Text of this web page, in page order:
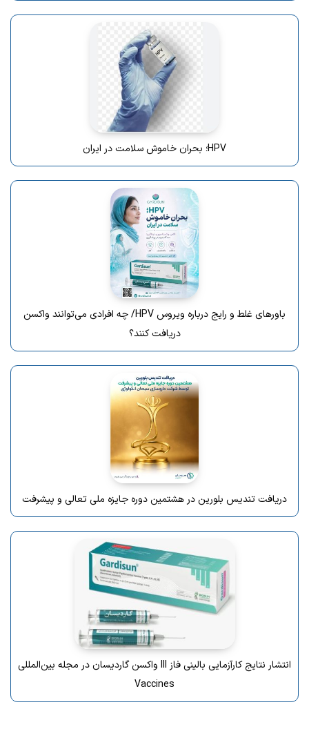
HPV؛ بحران خاموش سلامت در ایران
باورهای غلط و رایج درباره ویروس HPV/ چه افرادی می‌توانند واکسن
دریافت کنند؟
دریافت تندیس بلورین در هشتمین دوره جایزه ملی تعالی و پیشرفت
انتشار نتایج کارآزمایی بالینی فاز III واکسن گاردیسان در مجله بین‌المللی
Vaccines